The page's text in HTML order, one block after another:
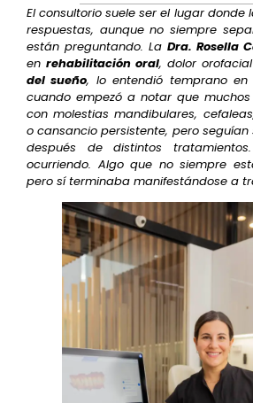
El consultorio suele ser el lugar donde
respuestas, aunque no siempre
están preguntando. La Dra. Rosella
en rehabilitación oral, dolor
del sueño, lo entendió temprano
cuando empezó a notar que
con molestias mandibulares,
o cansancio persistente, pero
después de distintos
ocurriendo. Algo que no siempre
pero sí terminaba manifestándose a